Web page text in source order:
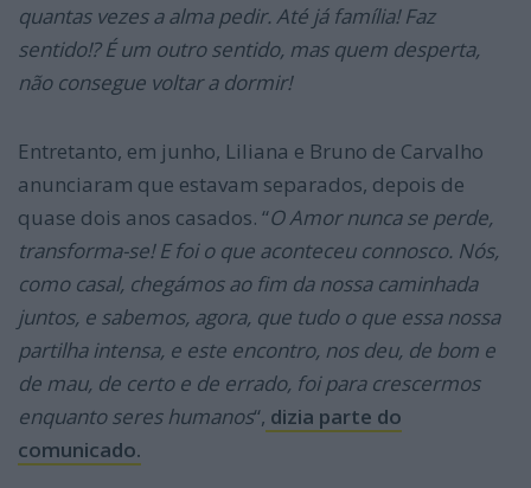
quantas vezes a alma pedir. Até já família! Faz
sentido!? É um outro sentido, mas quem desperta,
não consegue voltar a dormir!
Entretanto, em junho, Liliana e Bruno de Carvalho
anunciaram que estavam separados, depois de
quase dois anos casados. “O Amor nunca se perde,
transforma-se! E foi o que aconteceu connosco. Nós,
como casal, chegámos ao fim da nossa caminhada
juntos, e sabemos, agora, que tudo o que essa nossa
partilha intensa, e este encontro, nos deu, de bom e
de mau, de certo e de errado, foi para crescermos
enquanto seres humanos“, dizia parte do
comunicado.